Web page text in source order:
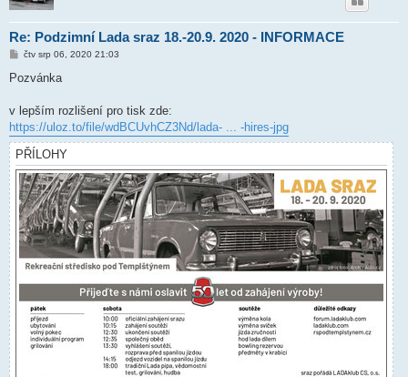
Re: Podzimní Lada sraz 18.-20.9. 2020 - INFORMACE
P
í
ě
e
k
čtv srp 06, 2020 21:03
Pozvánka
v lepším rozlišení pro tisk zde:
https://uloz.to/file/wdBCUvhCZ3Nd/lada- ... -hires-jpg
PŘÍLOHY